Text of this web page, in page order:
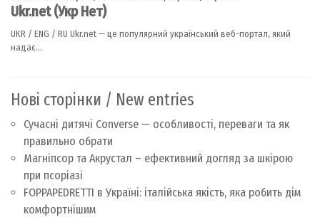
Нові сторінки / New entries
Сучасні дитячі Converse — особливості, переваги та як
правильно обрати
Магніпсор та Акрустал – ефективний догляд за шкірою
при псоріазі
FOPPAPEDRETTI в Україні: італійська якість, яка робить дім
комфортнішим